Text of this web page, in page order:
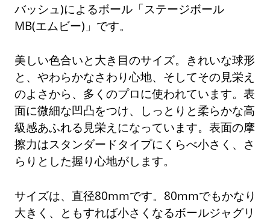
バッシュ)によるボール「ステージボール
MB(エムビー)」です。
美しい色合いと大き目のサイズ。きれいな球形
と、やわらかなさわり心地、そしてその見栄え
のよさから、多くのプロに使われています。表
面に微細な凹凸をつけ、しっとりと柔らかな高
級感あふれる見栄えになっています。表面の摩
擦力はスタンダードタイプにくらべ小さく、さ
らりとした握り心地がします。
サイズは、直径80mmです。80mmでもかなり
大きく、ともすれば小さくなるボールジャグリ